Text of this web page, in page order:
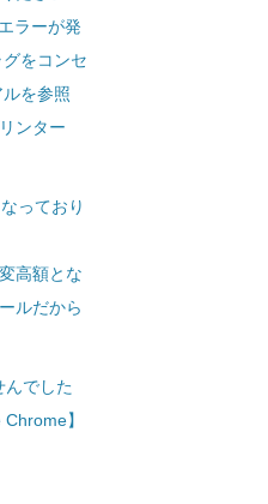
ラーが発
をコンセ
を参照
ンター
高額とな
ルだから
んでした
】